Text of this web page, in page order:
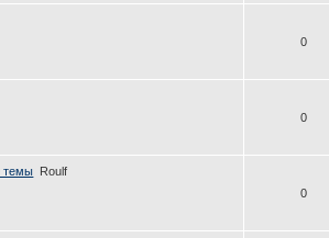
0
0
темы Roulf
0